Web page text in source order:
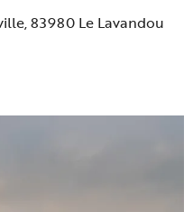
83980 Le Lavandou